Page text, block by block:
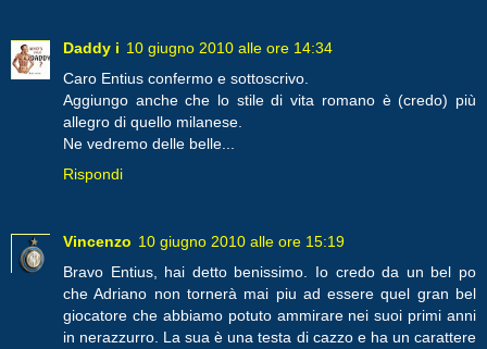
Daddy i 10 giugno 2010 alle ore 14:34
Caro Entius confermo e sottoscrivo.
Aggiungo anche che lo stile di vita romano è (credo) più
allegro di quello milanese.
Ne vedremo delle belle...
Rispondi
Vincenzo 10 giugno 2010 alle ore 15:19
Bravo Entius, hai detto benissimo. Io credo da un bel po
che Adriano non tornerà mai piu ad essere quel gran bel
giocatore che abbiamo potuto ammirare nei suoi primi anni
in nerazzurro. La sua è una testa di cazzo e ha un carattere